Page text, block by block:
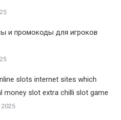
и промокоды для игроков
slots internet sites which
money slot extra chilli slot game